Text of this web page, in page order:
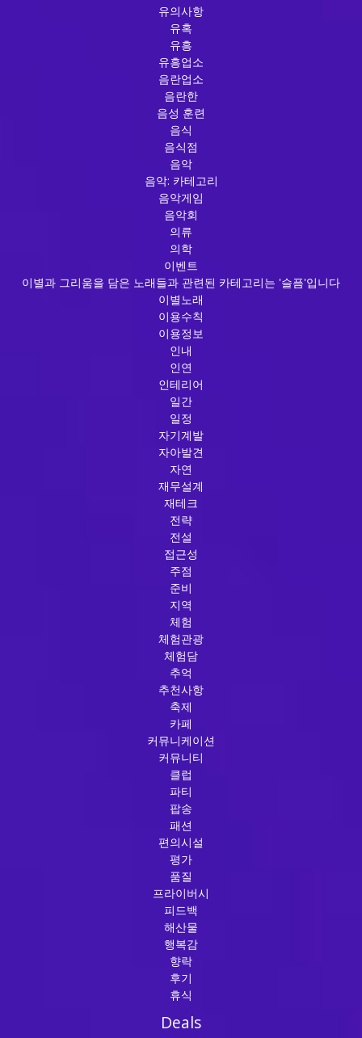
유의사항
유혹
유흥
유흥업소
음란업소
음란한
음성 훈련
음식
음식점
음악
음악: 카테고리
음악게임
음악회
의류
의학
이벤트
이별과 그리움을 담은 노래들과 관련된 카테고리는 '슬픔'입니다
이별노래
이용수칙
이용정보
인내
인연
인테리어
일간
일정
자기계발
자아발견
자연
재무설계
재테크
전략
전설
접근성
주점
준비
지역
체험
체험관광
체험담
추억
추천사항
축제
카페
커뮤니케이션
커뮤니티
클럽
파티
팝송
패션
편의시설
평가
품질
프라이버시
피드백
해산물
행복감
향락
후기
휴식
Deals